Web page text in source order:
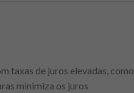
taxas de juros elevadas, como
minimiza os juros